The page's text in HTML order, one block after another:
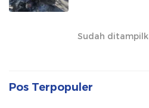
Sudah
Pos Terpopuler